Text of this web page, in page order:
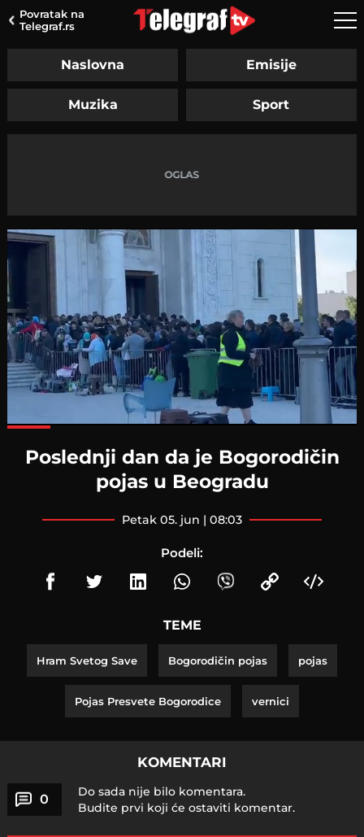
Povratak na
Telegraf.rs
Naslovna Emisije
Muzika Sport
Poslednji dan da je Bogorodičin
pojas u Beogradu
petak 05. jun | 08:03
Podeli:
TEME
Hram Svetog Save Bogorodičin pojas pojas
Pojas Presvete Bogorodice vernici
KOMENTARI
0
Do sada nije bilo komentara.
Budite prvi koji će ostaviti komentar.